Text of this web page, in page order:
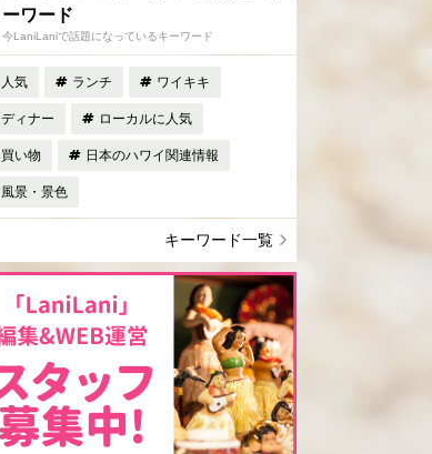
ーワード
今LaniLaniで話題になっているキーワード
人気 ランチ ワイキキ
ディナー ローカルに人気
買い物 日本のハワイ関連情報
風景・景色
キーワード一覧